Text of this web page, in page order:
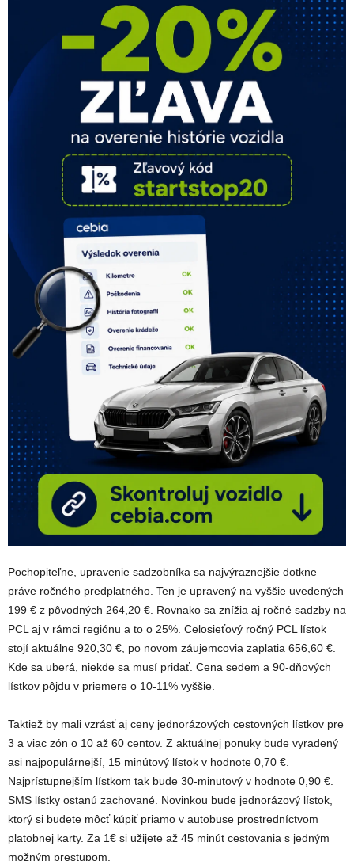
Pochopiteľne, upravenie sadzobníka sa najvýraznejšie dotkne
práve ročného predplatného. Ten je upravený na vyššie uvedených
199 € z pôvodných 264,20 €. Rovnako sa znížia aj ročné sadzby na
PCL aj v rámci regiónu a to o 25%. Celosieťový ročný PCL lístok
stojí aktuálne 920,30 €, po novom záujemcovia zaplatia 656,60 €.
Kde sa uberá, niekde sa musí pridať. Cena sedem a 90-dňových
lístkov pôjdu v priemere o 10-11% vyššie.
Taktiež by mali vzrásť aj ceny jednorázových cestovných lístkov pre
3 a viac zón o 10 až 60 centov. Z aktuálnej ponuky bude vyradený
asi najpopulárnejší, 15 minútový lístok v hodnote 0,70 €.
Najprístupnejším lístkom tak bude 30-minutový v hodnote 0,90 €.
SMS lístky ostanú zachované. Novinkou bude jednorázový lístok,
ktorý si budete môcť kúpiť priamo v autobuse prostredníctvom
platobnej karty. Za 1€ si užijete až 45 minút cestovania s jedným
možným prestupom.